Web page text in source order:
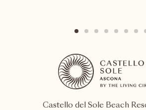
Castello del Sole Beach